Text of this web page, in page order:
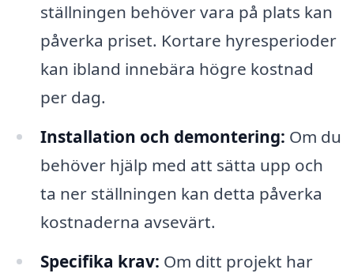
ställningen behöver vara på plats kan
påverka priset. Kortare hyresperioder
kan ibland innebära högre kostnad
per dag.
Installation och demontering: Om du
behöver hjälp med att sätta upp och
ta ner ställningen kan detta påverka
kostnaderna avsevärt.
Specifika krav: Om ditt projekt har